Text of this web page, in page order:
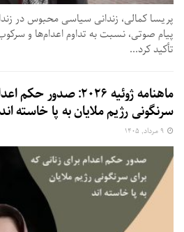
پریسا کمالی، زندانی سیاسی محبوس در
پیام صوتی، نسبت به تداوم اعدام‌ها و
تأکید کرد...
ماهنامه ژوئیه ۲۰۲۶:
سرنگونی رژیم ملایان به پا خاسته اند